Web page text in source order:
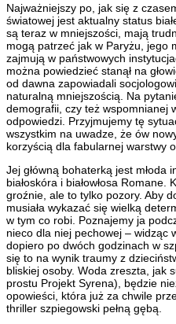
Najważniejszy po, jak się z
światowej jest aktualny status
są teraz w mniejszości, mają
mogą patrzeć jak w Paryżu, jego
zajmują w państwowych
można powiedzieć stanął na
od dawna zapowiadali
naturalną mniejszością. Na
demografii, czy też wspomnianej
odpowiedzi. Przyjmujemy tę
wszystkim na uwadze, że ów
korzyścią dla fabularnej warstwy
Jej główną bohaterką jest młoda
białoskóra i białowłosa Romane.
groźnie, ale to tylko pozory. Aby
musiała wykazać się wielką
w tym co robi. Poznajemy ja
nieco dla niej pechowej – widząc
dopiero po dwóch godzinach w
się to na wynik traumy z
bliskiej osoby. Woda zreszta, jak
prostu Projekt Syrena), będzie
opowieści, która już za chwile
thriller szpiegowski pełną gębą.